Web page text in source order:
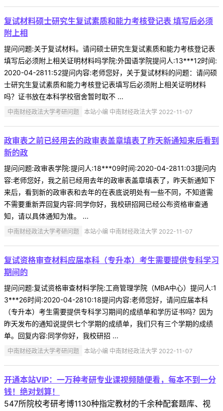
复试材料硕士研究生复试素质和能力考核登记表 填写后必须
附上相
提问问题:关于复试材料。请问硕士研究生复试素质和能力考核登记表
填写后必须附上相关证明材料吗学院:外国语学院提问人:13***12时间:
2020-04-2811:52提问内容:老师您好，关于复试材料的问题：请问硕
士研究生复试素质和能力考核登记表填写后必须附上相关证明材料
吗？证书放在本科学校宿舍暂时取不 ...
中南财经政法大学考研问题 本站小编 中南财经政法大学 2022-11-07
政审表之前已经用去的政审表盖章填表了昨天新通知来后看到
新的政
提问问题:政审表学院:提问人:18***09时间:2020-04-2811:03提问内
容:老师您好，我之前已经用去年的政审表盖章填表了，昨天新通知下
来后，看到新的政审表和去年的在表底说明处有一些不同，不知道需
不需要重新弄回复内容:同学你好，我校研招网已经公布资格审查通
知，请以具体通知为准。 ...
中南财经政法大学考研问题 本站小编 中南财经政法大学 2022-11-07
复试资格审查材料应届本科（专升本）考生需要提供专科学习
期间的
提问问题:复试资格审查材料学院:工商管理学院（MBA中心）提问人:1
3***26时间:2020-04-2810:18提问内容:老师您好，请问应届本科
（专升本）考生需要提供专科学习期间的成绩单和学历证书吗？因为
昨天发布的通知说提供七个学期的成绩单，我们只有三个学期的成绩
单。回复内容:同学你好，我校研招 ...
中南财经政法大学考研问题 本站小编 中南财经政法大学 2022-11-07
开通本站VIP：一万种考研专业课视频随便看，每本不到一分
钱！绝对划算！
547所院校考研考博1130种指定教材的千余种配套题库、视